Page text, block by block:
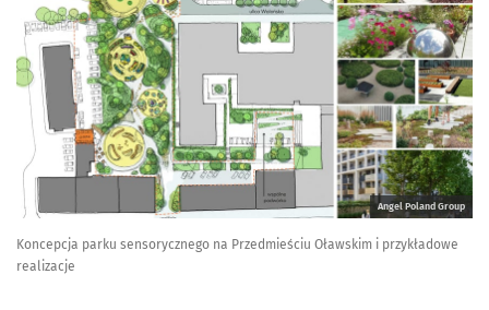
Angel Poland Group
Koncepcja parku sensorycznego na Przedmieściu Oławskim i przykładowe
realizacje